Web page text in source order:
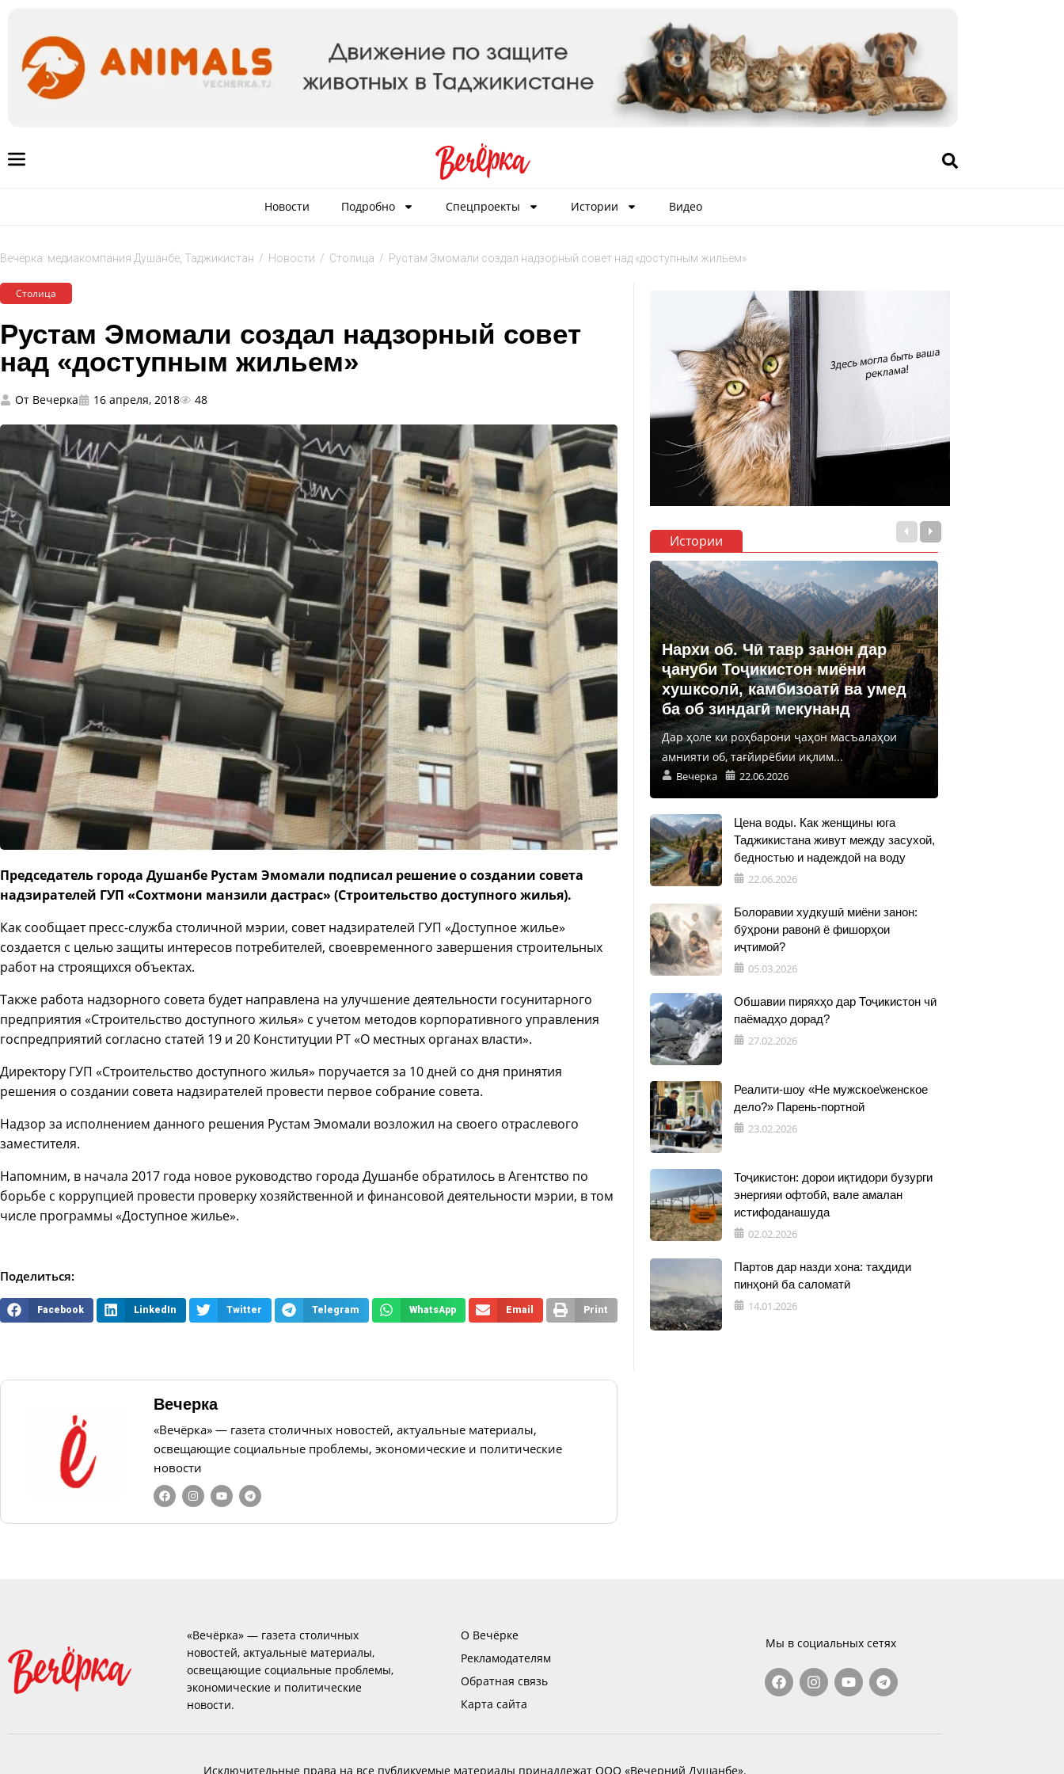
Новости Подробно Спецпроекты Истории Видео
Вечёрка: медиакомпания Душанбе, Таджикистан / Новости / Столица / Рустам Эмомали создал надзорный совет над «доступным жильем»
Столица
Рустам Эмомали создал надзорный совет
над «доступным жильем»
От Вечерка 16 апреля, 2018 48
Председатель города Душанбе Рустам Эмомали подписал решение о создании совета
надзирателей ГУП «Сохтмони манзили дастрас» (Строительство доступного жилья).
Как сообщает пресс-служба столичной мэрии, совет надзирателей ГУП «Доступное жилье»
создается с целью защиты интересов потребителей, своевременного завершения строительных
работ на строящихся объектах.
Также работа надзорного совета будет направлена на улучшение деятельности госунитарного
предприятия «Строительство доступного жилья» с учетом методов корпоративного управления
госпредприятий согласно статей 19 и 20 Конституции РТ «О местных органах власти».
Директору ГУП «Строительство доступного жилья» поручается за 10 дней со дня принятия
решения о создании совета надзирателей провести первое собрание совета.
Надзор за исполнением данного решения Рустам Эмомали возложил на своего отраслевого
заместителя.
Напомним, в начала 2017 года новое руководство города Душанбе обратилось в Агентство по
борьбе с коррупцией провести проверку хозяйственной и финансовой деятельности мэрии, в том
числе программы «Доступное жилье».
Поделиться:
Facebook LinkedIn Twitter Telegram WhatsApp Email Print
Вечерка
«Вечёрка» — газета столичных новостей, актуальные материалы,
освещающие социальные проблемы, экономические и политические
новости
Истории
Нархи об. Чӣ тавр занон дар
ҷануби Тоҷикистон миёни
хушксолӣ, камбизоатӣ ва умед
ба об зиндагӣ мекунанд
Дар ҳоле ки роҳбарони ҷаҳон масъалаҳои
амнияти об, тағйирёбии иқлим...
Вечерка 22.06.2026
Цена воды. Как женщины юга
Таджикистана живут между засухой,
бедностью и надеждой на воду
22.06.2026
Болоравии худкушӣ миёни занон:
бӯҳрони равонӣ ё фишорҳои
иҷтимоӣ?
05.03.2026
Обшавии пиряхҳо дар Тоҷикистон чӣ
паёмадҳо дорад?
27.02.2026
Реалити-шоу «Не мужское\женское
дело?» Парень-портной
23.02.2026
Тоҷикистон: дорои иқтидори бузурги
энергияи офтобӣ, вале амалан
истифоданашуда
02.02.2026
Партов дар назди хона: таҳдиди
пинҳонӣ ба саломатӣ
14.01.2026
«Вечёрка» — газета столичных
новостей, актуальные материалы,
освещающие социальные проблемы,
экономические и политические
новости.
О Вечёрке
Рекламодателям
Обратная связь
Карта сайта
Мы в социальных сетях
Исключительные права на все публикуемые материалы принадлежат ООО «Вечерний Душанбе».